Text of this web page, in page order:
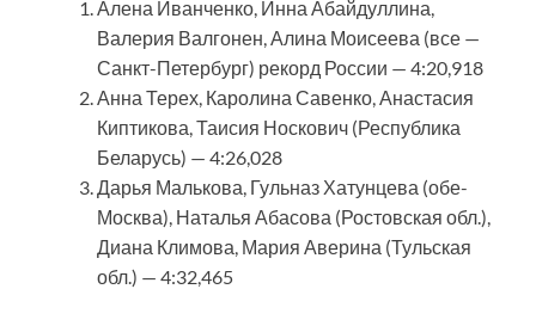
Алена Иванченко, Инна Абайдуллина,
Валерия Валгонен, Алина Моисеева (все —
Санкт-Петербург) рекорд России — 4:20,918
Анна Терех, Каролина Савенко, Анастасия
Киптикова, Таисия Носкович (Республика
Беларусь) — 4:26,028
Дарья Малькова, Гульназ Хатунцева (обе-
Москва), Наталья Абасова (Ростовская обл.),
Диана Климова, Мария Аверина (Тульская
обл.) — 4:32,465